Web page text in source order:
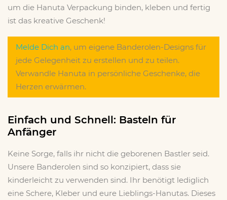
um die Hanuta Verpackung binden, kleben und fertig
ist das kreative Geschenk!
Melde Dich an, um eigene Banderolen-Designs für
jede Gelegenheit zu erstellen und zu teilen.
Verwandle Hanuta in persönliche Geschenke, die
Herzen erwärmen.
Einfach und Schnell: Basteln für
Anfänger
Keine Sorge, falls ihr nicht die geborenen Bastler seid.
Unsere Banderolen sind so konzipiert, dass sie
kinderleicht zu verwenden sind. Ihr benötigt lediglich
eine Schere, Kleber und eure Lieblings-Hanutas. Dieses